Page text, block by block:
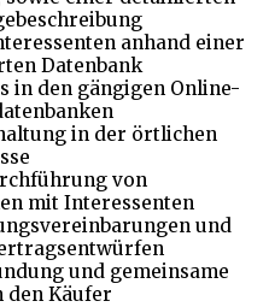
anhand einer
Datenbank
in den gängigen Online-
in der örtlichen
von
mit Interessenten
und
und gemeinsame
den Käufer